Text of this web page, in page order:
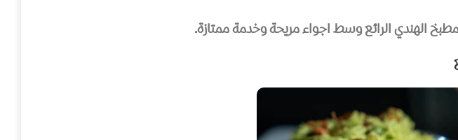
الهندي الرائع وسط اجواء مريحة وخدمة ممتازة.